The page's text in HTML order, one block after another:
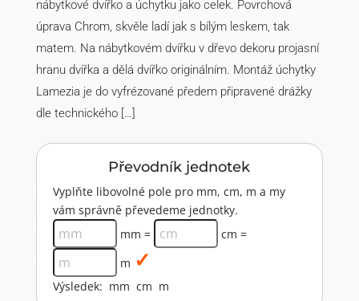
nábytkové dvířko a úchytku jako celek. Povrchová
úprava Chrom, skvěle ladí jak s bílým leskem, tak
matem. Na nábytkovém dvířku v dřevo dekoru projasní
hranu dvířka a dělá dvířko originálním. Montáž úchytky
Lamezia je do vyfrézované předem připravené drážky
dle technického […]
Převodník jednotek
Vyplňte libovolné pole pro mm, cm, m a my
vám správně převedeme jednotky.
mm =
cm =
m
Výsledek: mm cm m